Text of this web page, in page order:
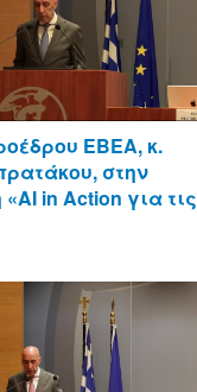
ΕΒΕΑ, κ.
στην
in Action για τις